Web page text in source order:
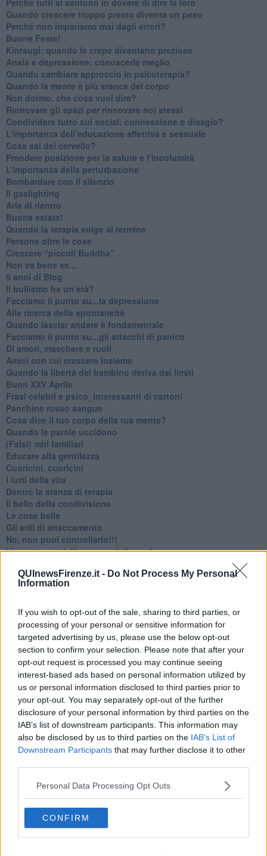
QUInewsFirenze.it - Do Not Process My Personal
Information
If you wish to opt-out of the sale, sharing to third parties, or
processing of your personal or sensitive information for
targeted advertising by us, please use the below opt-out
section to confirm your selection. Please note that after your
opt-out request is processed you may continue seeing
interest-based ads based on personal information utilized by
us or personal information disclosed to third parties prior to
your opt-out. You may separately opt-out of the further
disclosure of your personal information by third parties on the
IAB’s list of downstream participants. This information may
also be disclosed by us to third parties on the IAB’s List of
Downstream Participants that may further disclose it to other
Personal Data Processing Opt Outs
CONFIRM
​Quando crescere troppo presto diventa un peso
​Perché non impariamo mai dagli errori?
​Buone Feste!
​Kintsugi: quando le crepe diventano preziose
Ansia e depressione: conoscerle meglio
Quando cambiare approccio in psicoterapia?
​Quando la mente è più stanca del corpo
Non dormo, che cosa vuol dire?
​Rinnovare gli spazi per rinnovare noi stessi
​Condividere tutto sui social: connessione o disagio?
​L’importanza dell’educazione affettiva e sessuale
​Cosa sai del cervello?
Prendere posizione per la salute e l’incolumità
L’importanza della perturbazione
​Bombardare con il silenzio
Il gaslighting
Aria di rientro
Buona estate!
​Quando la terapia volge al termine
​Persone oltre le cose
​Crescere “piccoli Buddha”
Non va bene se…
​5 anni di Blog
​Il bullismo ha un’età?
Facciamo il punto su...la depressione
​Alla ricerca della spontaneità
​Quando lasciar andare è fondamentale
Facciamo il punto su...gli attacchi di panico
Di amori, maschere e ruoli
​Amici con cui crescere insieme
​Quando la libertà del bambino deriva dai limiti
Buon XXV Aprile
​Frasi celebri e psico_interessanti di cartoni
​Panchine rosso sangue
​Cosa dice il tuo corpo della tua mente?
​Quando le parole uccidono
​(Falsi) miti familiari
​Educare alla gentilezza
​Cuoricini, cuoricini
I lutti della vita
​Dentro la stanza di terapia
​Il bello della condivisione
Le cose belle
​Gli stili di attaccamento
No, non puoi controllarlo!!!
​L’importanza dell’assenza della madre
​L’anno che verrà
​Cazzullo e nostre radici
​Abbiamo perso tutti
E se le cose non vanno come vorresti?
​Chi sono i genitori elicottero
Come è davvero la terapia
Quando il diritto alla disconnessione non viene accolto
​L’importanza della comunicazione in famiglia
​Il diritto ad essere disconnessi
​Il pensiero dicotomico e la salute mentale
​Consigli di lettura per genitori e non solo
​La Clownterapia
​Differenze tra persone frustrate e non
L’invisibile fatica mentale
Vacanze a km zero
​Buone Vacan(si)e!
​Storie antiche di tempi moderni
​Quello che alle mamme non dicono
Adultescenza
Homo imbecillis
​4 anni di Blog